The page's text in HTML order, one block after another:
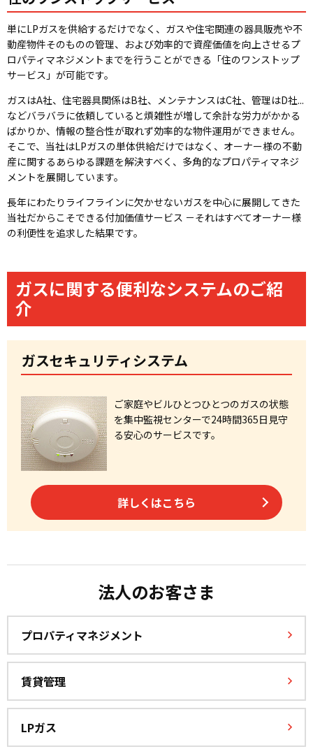
単にLPガスを供給するだけでなく、ガスや住宅関連の器具販売や不
動産物件そのものの管理、および効率的で資産価値を向上させるプ
ロパティマネジメントまでを行うことができる「住のワンストップ
サービス」が可能です。
ガスはA社、住宅器具関係はB社、メンテナンスはC社、管理はD社...
などバラバラに依頼していると煩雑性が増して余計な労力がかかる
ばかりか、情報の整合性が取れず効率的な物件運用ができません。
そこで、当社はLPガスの単体供給だけではなく、オーナー様の不動
産に関するあらゆる課題を解決すべく、多角的なプロパティマネジ
メントを展開しています。
長年にわたりライフラインに欠かせないガスを中心に展開してきた
当社だからこそできる付加価値サービス －それはすべてオーナー様
の利便性を追求した結果です。
ガスに関する便利なシステムのご紹
介
ガスセキュリティシステム
ご家庭やビルひとつひとつのガスの状態
を集中監視センターで24時間365日見守
る安心のサービスです。
詳しくはこちら
法人のお客さま
プロパティマネジメント
賃貸管理
LPガス